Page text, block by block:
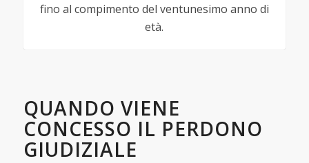
fino al compimento del ventunesimo anno di
età.
QUANDO VIENE
CONCESSO IL PERDONO
GIUDIZIALE